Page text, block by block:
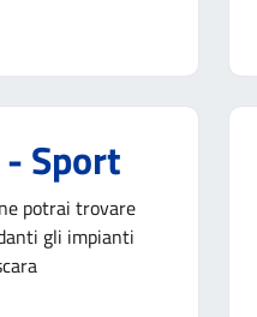
Sport
potrai trovare
gli impianti